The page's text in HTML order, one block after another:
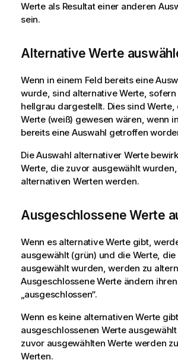
Werte als Resultat einer anderen
sein.
Alternative Werte
Wenn in einem Feld bereits eine
wurde, sind alternative Werte,
hellgrau dargestellt. Dies sind
Werte (weiß) gewesen wären, wenn
bereits eine Auswahl getroffen
Die Auswahl alternativer Werte
Werte, die zuvor ausgewählt
alternativen Werten werden.
Ausgeschlossene Werte
Wenn es alternative Werte gibt,
ausgewählt (grün) und die Werte,
ausgewählt wurden, werden zu
Ausgeschlossene Werte ändern
„ausgeschlossen“.
Wenn es keine alternativen Werte
ausgeschlossenen Werte
zuvor ausgewählten Werte werden
Werten.